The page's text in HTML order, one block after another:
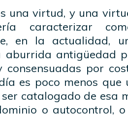
una virtud, y una
caracterizar
en la actualidad,
aburrida antigüedad
por
es poco menos que
catalogado de esa
o autocontrol,